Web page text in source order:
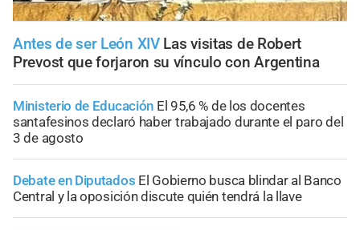
Antes de ser León XIV Las visitas de Robert
Prevost que forjaron su vínculo con Argentina
Ministerio de Educación El 95,6 % de los docentes
santafesinos declaró haber trabajado durante el paro del
3 de agosto
Debate en Diputados El Gobierno busca blindar al Banco
Central y la oposición discute quién tendrá la llave